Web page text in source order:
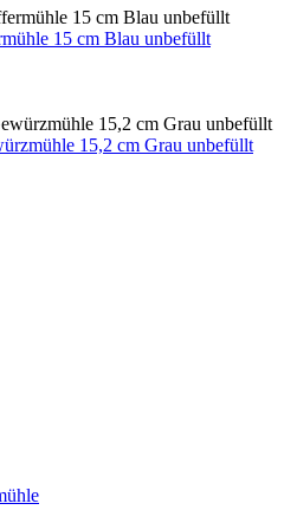
15 cm Blau unbefüllt
15,2 cm Grau unbefüllt